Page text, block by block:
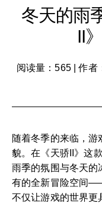
冬天的雨
II
阅读量：565|作者
随着冬季的来临，
貌。在《天骄II》这
雨季的氛围与冬天的
有的全新冒险空间
不仅让游戏的世界更